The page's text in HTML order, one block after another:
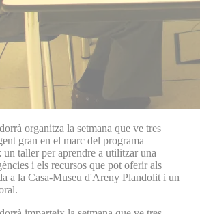
organitza la setmana que ve tres
gran en el marc del programa
taller per aprendre a utilitzar una
i els recursos que pot oferir als
a la Casa-Museu d'Areny Plandolit i un